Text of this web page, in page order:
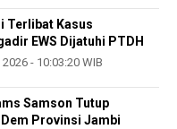
Terlibat Kasus
EWS Dijatuhi PTDH
- 10:03:20 WIB
Samson Tutup
Provinsi Jambi